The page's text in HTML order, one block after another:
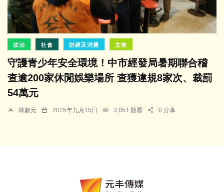
政治 社會 財經及消費 文教
守護青少年安全環境！中市經發局暑期聯合稽
查逾200家休閒娛樂場所 查獲違規8家次、裁罰
54萬元
林獻元 2025年九月15日 3,851 觀看 0 分享